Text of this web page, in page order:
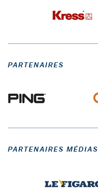
PARTENAIRES
PARTENAIRES MÉDIAS